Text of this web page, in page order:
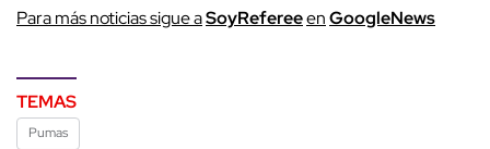
Para más noticias sigue aSoyRefereeenGoogleNews
TEMAS
Pumas